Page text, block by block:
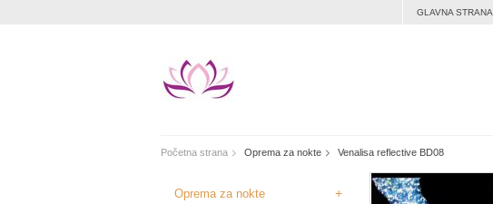
GLAVNA STRANA
Početna strana Oprema za nokte Venalisa reflective BD08
Oprema za nokte +